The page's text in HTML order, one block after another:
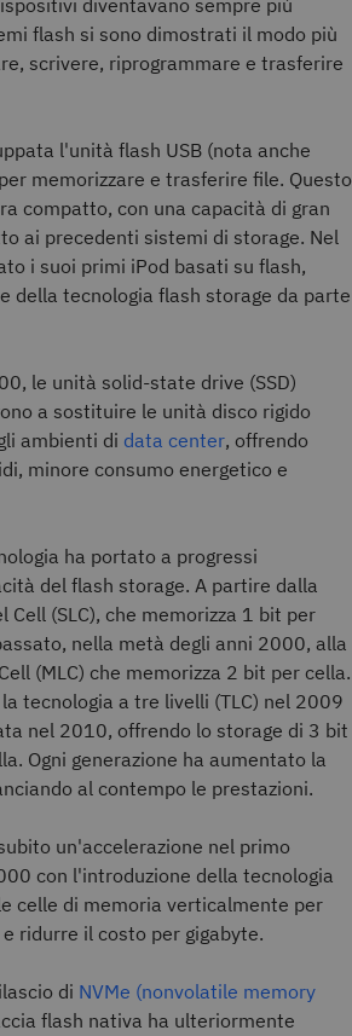
diventavano sempre più
flash si sono dimostrati il modo più
scrivere, riprogrammare e trasferire
l'unità flash USB (nota anche
memorizzare e trasferire file. Questo
compatto, con una capacità di gran
ai precedenti sistemi di storage. Nel
i suoi primi iPod basati su flash,
della tecnologia flash storage da parte
le unità solid-state drive (SSD)
a sostituire le unità disco rigido
ambienti di data center, offrendo
minore consumo energetico e
ha portato a progressi
del flash storage. A partire dalla
Cell (SLC), che memorizza 1 bit per
nella metà degli anni 2000, alla
(MLC) che memorizza 2 bit per cella.
tecnologia a tre livelli (TLC) nel 2009
nel 2010, offrendo lo storage di 3 bit
Ogni generazione ha aumentato la
al contempo le prestazioni.
un'accelerazione nel primo
con l'introduzione della tecnologia
celle di memoria verticalmente per
ridurre il costo per gigabyte.
di NVMe (nonvolatile memory
flash nativa ha ulteriormente